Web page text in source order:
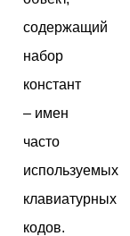
содержащий
набор
констант
– имен
часто
используемых
клавиатурных
кодов.